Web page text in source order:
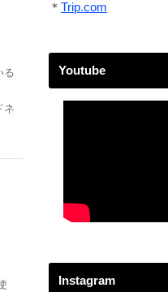
る
ネ
＊ Trip.com
Youtube
Instagram